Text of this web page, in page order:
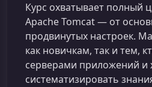
Курс охватывает полный
Apache Tomcat — от
продвинутых настроек.
как новичкам, так и тем,
серверами приложений и
систематизировать